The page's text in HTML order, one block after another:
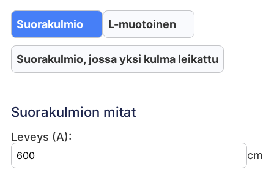
Suorakulmio L-muotoinen
Suorakulmio, jossa yksi kulma leikattu
Suorakulmion mitat
Leveys (A):
cm